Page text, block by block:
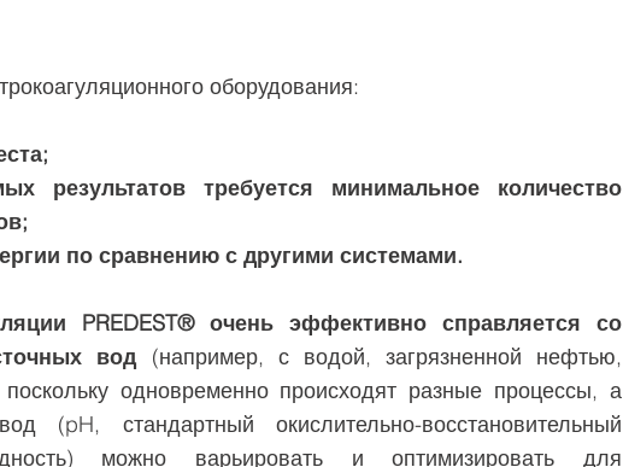
оборудования:
результатов требуется минимальное количество
по сравнению с другими системами.
PREDEST® очень эффективно справляется со
вод (например, с водой, загрязненной нефтью,
одновременно происходят разные процессы, а
(pH, стандартный окислительно-восстановительный
можно варьировать и оптимизировать для